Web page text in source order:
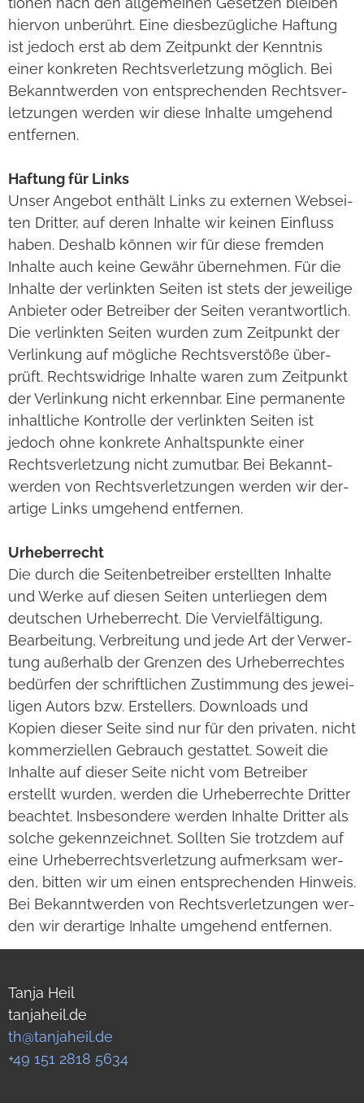
hier­von unbe­rührt. Eine dies­be­züg­li­che Haf­tung
ist jedoch erst ab dem Zeit­punkt der Kennt­nis
einer kon­kre­ten Rechts­ver­let­zung mög­lich. Bei
Bekannt­wer­den von ent­spre­chen­den Rechts­ver­
let­zun­gen wer­den wir diese Inhalte umge­hend
ent­fer­nen.
Haf­tung für Links
Unser Ange­bot ent­hält Links zu exter­nen Web­sei­
ten Drit­ter, auf deren Inhalte wir kei­nen Ein­fluss
haben. Des­halb kön­nen wir für diese frem­den
Inhalte auch keine Gewähr über­neh­men. Für die
Inhalte der ver­link­ten Sei­ten ist stets der jewei­lige
Anbie­ter oder Betrei­ber der Sei­ten ver­ant­wort­lich.
Die ver­link­ten Sei­ten wur­den zum Zeit­punkt der
Ver­lin­kung auf mög­li­che Rechts­ver­stöße über­
prüft. Rechts­wid­rige Inhalte waren zum Zeit­punkt
der Ver­lin­kung nicht erkenn­bar. Eine per­ma­nente
inhalt­li­che Kon­trolle der ver­link­ten Sei­ten ist
jedoch ohne kon­krete Anhalts­punkte einer
Rechts­ver­let­zung nicht zumut­bar. Bei Bekannt­
wer­den von Rechts­ver­let­zun­gen wer­den wir der­
ar­tige Links umge­hend ent­fer­nen.
Urhe­ber­recht
Die durch die Sei­ten­be­trei­ber erstell­ten Inhalte
und Werke auf die­sen Sei­ten unter­lie­gen dem
deut­schen Urhe­ber­recht. Die Ver­viel­fäl­ti­gung,
Bear­bei­tung, Ver­brei­tung und jede Art der Ver­wer­
tung außer­halb der Gren­zen des Urhe­ber­rech­tes
bedür­fen der schrift­li­chen Zustim­mung des jewei­
li­gen Autors bzw. Erstel­lers. Down­loads und
Kopien die­ser Seite sind nur für den pri­va­ten, nicht
kom­mer­zi­el­len Gebrauch gestat­tet. Soweit die
Inhalte auf die­ser Seite nicht vom Betrei­ber
erstellt wur­den, wer­den die Urhe­ber­rechte Drit­ter
beach­tet. Ins­be­son­dere wer­den Inhalte Drit­ter als
sol­che gekenn­zeich­net. Soll­ten Sie trotz­dem auf
eine Urhe­ber­rechts­ver­let­zung auf­merk­sam wer­
den, bit­ten wir um einen ent­spre­chen­den Hin­weis.
Bei Bekannt­wer­den von Rechts­ver­let­zun­gen wer­
den wir der­ar­tige Inhalte umge­hend ent­fer­nen.
Tanja Heil
tanjaheil.de
th@tanjaheil.de
+49 151 2818 5634